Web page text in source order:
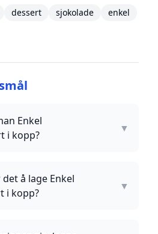
dessert sjokolade
enkel
Enkel
i kopp?
▼
å lage Enkel
i kopp?
▼